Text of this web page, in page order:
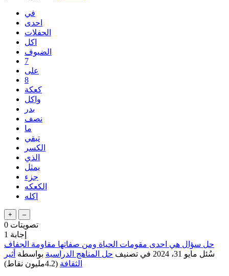
في
احدى
الحفلات
اكل
الضيوف
7
على
8
كعكة
واكل
بدر
نصف
ما
تبقي
الكسر
الذي
يمثل
جزء
الكعكه
اكله
0 تصويتات
1 إجابة
حل سؤال هي احدى مقومات الحياة ومن صفاتها مقاومة الجفاف
سُئل مايو 31، 2024 في تصنيف حل المناهج الدراسية بواسطة أثير
الثقافة (4.2مليون نقاط)